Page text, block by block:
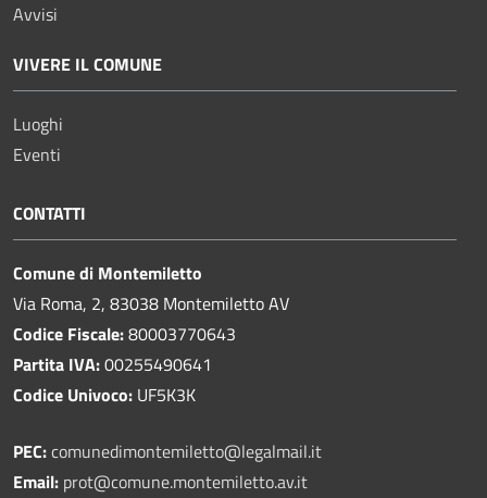
Avvisi
VIVERE IL COMUNE
Luoghi
Eventi
CONTATTI
Comune di Montemiletto
Via Roma, 2, 83038 Montemiletto AV
Codice Fiscale:80003770643
Partita IVA:00255490641
Codice Univoco: UF5K3K
PEC:comunedimontemiletto@legalmail.it
Email: prot@comune.montemiletto.av.it